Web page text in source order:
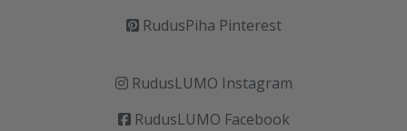
RudusPiha Pinterest
RudusLUMO Instagram
RudusLUMO Facebook